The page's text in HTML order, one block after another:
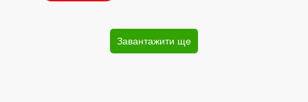
Завантажити ще